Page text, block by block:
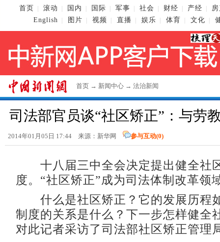
首页 滚动 国内 国际 军事 社会 财经 产经
English
图片 视频 直播 娱乐 体育 文化
首页 → 新闻中心 → 法治新闻
司法部官员谈“社区矫正”：与劳
2014年01月05日 17:44 来源：新华网 参与互动(0)
十八届三中全会决定提出健全社
度。“社区矫正”成为司法体制改革领
什么是社区矫正？它的发展历程
制度的关系是什么？下一步怎样健全
对此记者采访了司法部社区矫正管理